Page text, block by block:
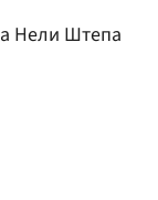
Нели Штепа